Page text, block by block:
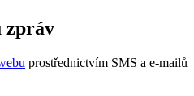
zpráv
prostřednictvím SMS a e-mailů